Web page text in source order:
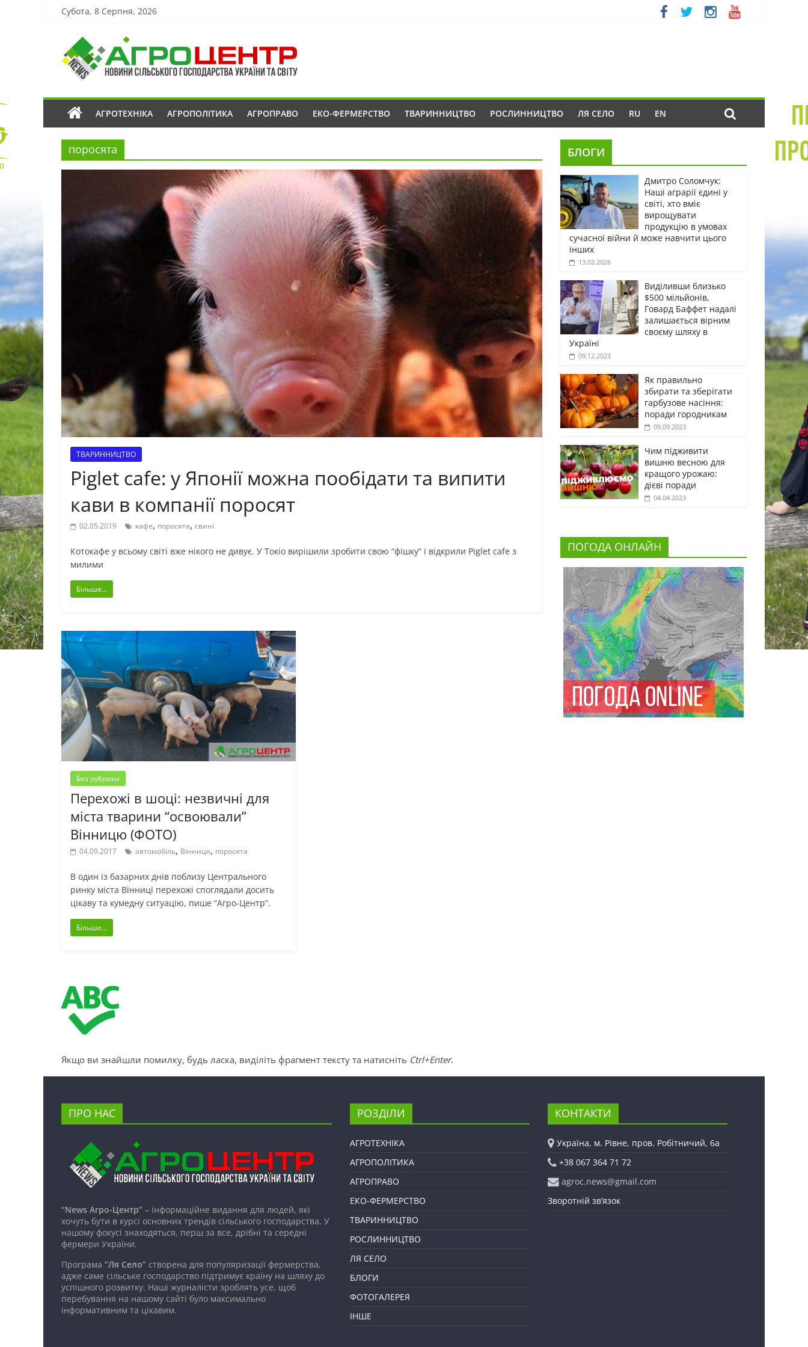
Субота, 8 Серпня, 2026
АГРОТЕХНІКА АГРОПОЛІТИКА АГРОПРАВО ЕКО-ФЕРМЕРСТВО ТВАРИННИЦТВО РОСЛИННИЦТВО ЛЯ СЕЛО RU EN
поросята
ТВАРИННИЦТВО
Piglet cafe: у Японії можна пообідати та випити
кави в компанії поросят
02.05.2019 кафе, поросята, свині
Котокафе у всьому світі вже нікого не дивує. У Токіо вирішили зробити свою “фішку” і відкрили Piglet cafe з
милими
Більше...
Без рубрики
Перехожі в шоці: незвичні для
міста тварини “освоювали”
Вінницю (ФОТО)
04.09.2017 автомобіль, Вінниця, поросята
В один із базарних днів поблизу Центрального
ринку міста Вінниці перехожі споглядали досить
цікаву та кумедну ситуацію, пише “Агро-Центр”.
Більше...
БЛОГИ
Дмитро Соломчук:
Наші аграрії єдині у
світі, хто вміє
вирощувати
продукцію в умовах
сучасної війни й може навчити цього
інших
13.02.2026
Виділивши близько
$500 мільйонів,
Говард Баффет надалі
залишається вірним
своєму шляху в
Україні
09.12.2023
Як правильно
збирати та зберігати
гарбузове насіння:
поради городникам
09.09.2023
Чим підживити
вишню весною для
кращого урожаю:
дієві поради
04.04.2023
ПОГОДА ОНЛАЙН
Якщо ви знайшли помилку, будь ласка, виділіть фрагмент тексту та натисніть Ctrl+Enter.
ПРО НАС
“News Агро-Центр” – інформаційне видання для людей, які
хочуть бути в курсі основних трендів сільського господарства. У
нашому фокусі знаходяться, перш за все, дрібні та середні
фермери України.
Програма “Ля Село” створена для популяризації фермерства,
адже саме сільське господарство підтримує країну на шляху до
успішного розвитку. Наші журналісти зроблять усе, щоб
перебування на нашому сайті було максимально
інформативним та цікавим.
РОЗДІЛИ
АГРОТЕХНІКА
АГРОПОЛІТИКА
АГРОПРАВО
ЕКО-ФЕРМЕРСТВО
ТВАРИННИЦТВО
РОСЛИННИЦТВО
ЛЯ СЕЛО
БЛОГИ
ФОТОГАЛЕРЕЯ
ІНШЕ
КОНТАКТИ
Україна, м. Рівне, пров. Робітничий, 6а
+38 067 364 71 72
agroc.news@gmail.com
Зворотній зв’язок